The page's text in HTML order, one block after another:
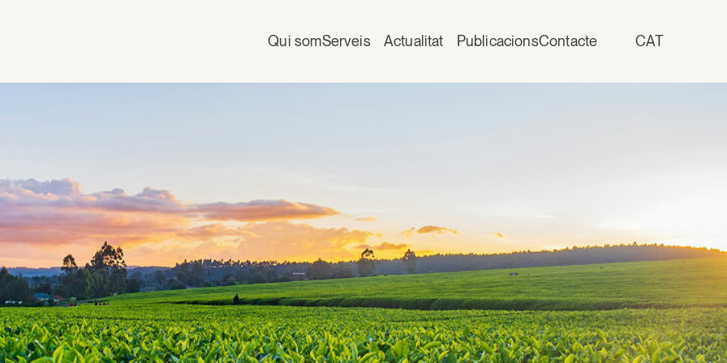
Qui somServeis Actualitat PublicacionsContacte CAT